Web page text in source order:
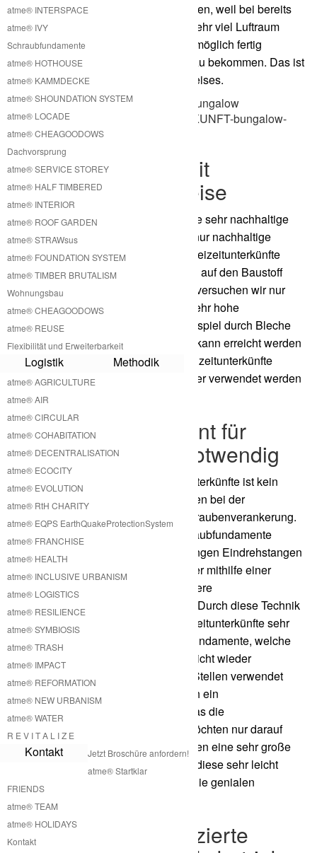
atme® INTERSPACE
atme® IVY
Schraubfundamente
atme® HOTHOUSE
atme® KAMMDECKE
atme® SHOUNDATION SYSTEM
atme® LOCADE
atme® CHEAGOODOWS
Dachvorsprung
atme® SERVICE STOREY
atme® HALF TIMBERED
atme® INTERIOR
atme® ROOF GARDEN
atme® STRAWsus
atme® FOUNDATION SYSTEM
atme® TIMBER BRUTALISM
Wohnungsbau
atme® CHEAGOODOWS
atme® REUSE
Flexibilität und Erweiterbarkeit
Logistik Methodik
atme® AGRICULTURE
atme® AIR
atme® CIRCULAR
atme® COHABITATION
atme® DECENTRALISATION
atme® ECOCITY
atme® EVOLUTION
atme® RtH CHARITY
atme® EQPS EarthQuakeProtectionSystem
atme® FRANCHISE
atme® HEALTH
atme® INCLUSIVE URBANISM
atme® LOGISTICS
atme® RESILIENCE
atme® SYMBIOSIS
atme® TRASH
atme® IMPACT
atme® REFORMATION
atme® NEW URBANISM
atme® WATER
R E V I T A L I Z E
Kontakt
Jetzt Broschüre anfordern!
atme® Startklar
FRIENDS
atme® TEAM
atme® HOLIDAYS
Kontakt
Transport sehr effizient gestaltet werden, weil bei bereits
fertig zusammengebauten Modulen sehr viel Luftraum
transportiert wird. Es ist jedoch auch möglich fertig
zusammengebaute Module geliefert zu bekommen. Das ist
letztendlich immer eine Frage des Preises.
Freizeitunterkunft mit
nachhaltiger Bauweise
Unsere Freizeitunterkünfte haben eine sehr nachhaltige
Bauweise. Das liegt daran, dass wir nur nachhaltige
Baustoffe für die Fertigung unserer Freizeitunterkünfte
verwenden. Wir setzen hauptsächlich auf den Baustoff
Holz und Holzwerkstoffe. Ansonsten versuchen wir nur
Materialien zu verwenden, die eine sehr hohe
Recycelbarkeit nachweisen. Zum Beispiel durch Bleche
wie Aluminium, Kupfer etc.. Dadurch kann erreicht werden
dass nach der Lebenszeit unsere Freizeitunterkünfte
nahezu vollständig recycelt und wieder verwendet werden
können.
Kein Betonfundament für
Freizeitunterkunft notwendig
Für die Installation unserer Freizeitunterkünfte ist kein
Betonfundament notwendig. Wir setzen bei der
Fundamentierung auf clevere Erdschraubenverankerung.
Diese Erdschrauben oder auch Schraubfundamente
können per Hand mit der Hilfe von langen Eindrehstangen
in den Boden per gedreht werden oder mithilfe einer
kleinen ein Drehmaschine auch größere
Schraubfundamente gesetzt werden. Durch diese Technik
ist man mit dem Aufbau unserer Freizeitunterkünfte sehr
schnell und auch sehr flexibel. Die Fundamente, welche
ein gedreht werden, können später leicht wieder
ausgedreht werden und an anderen Stellen verwendet
werden. Es ist aber auch möglich sich ein
Streifenfundament zu erstellen, auf das die
Freizeitunterkunft gestellt wird. Wir möchten nur darauf
hinweisen, dass bei Betonfundamenten eine sehr große
Menge von CO2 freigesetzt wird und diese sehr leicht
eingespart werden kann, wenn man die genialen
Schraubfundamente verwendet.
Aufbau durch zertifizierte